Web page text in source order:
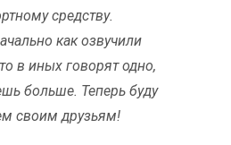
средству.
как озвучили
в иных говорят одно,
больше. Теперь буду
своим друзьям!